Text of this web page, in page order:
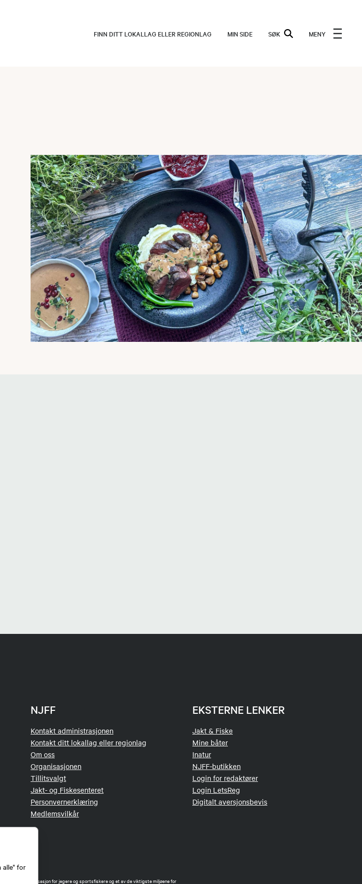
alle" for
FINN DITT LOKALLAG ELLER REGIONLAG MIN SIDE SØK MENY
NJFF
Kontakt administrasjonen
Kontakt ditt lokallag eller regionlag
Om oss
Organisasjonen
Tillitsvalgt
Jakt- og Fiskesenteret
Personvernerklæring
Medlemsvilkår
EKSTERNE LENKER
Jakt & Fiske
Mine båter
Inatur
NJFF-butikken
Login for redaktører
Login LetsReg
Digitalt aversjonsbevis
organisasjon for jegere og sportsfiskere og et av de viktigste miljøene for